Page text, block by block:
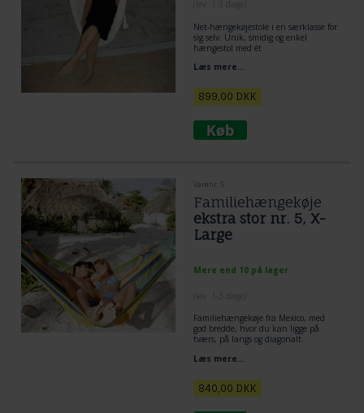
Net-hængekøjestole i en særklasse for
sig selv. Unik, smidig og enkel
hængestol med ét
komfortabel og rent velvære.
Læs mere...
899,00 DKK
Varenr. 5
Familiehængekøje
ekstra stor nr. 5, X-
Large
Mere end 10 på lager
Familiehængekøje fra Mexico, med
god bredde, hvor du kan ligge på
tværs, på langs og diagonalt.
Anbefales af kendere eller større
mest købte gennem mange år!
Læs mere...
840,00 DKK